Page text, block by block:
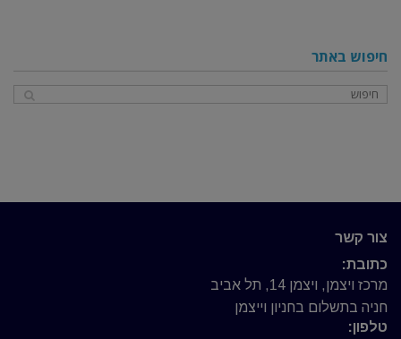
חיפוש באתר
צור קשר
כתובת:
מרכז ויצמן, ויצמן 14, תל אביב
חניה בתשלום בחניון וייצמן
טלפון: